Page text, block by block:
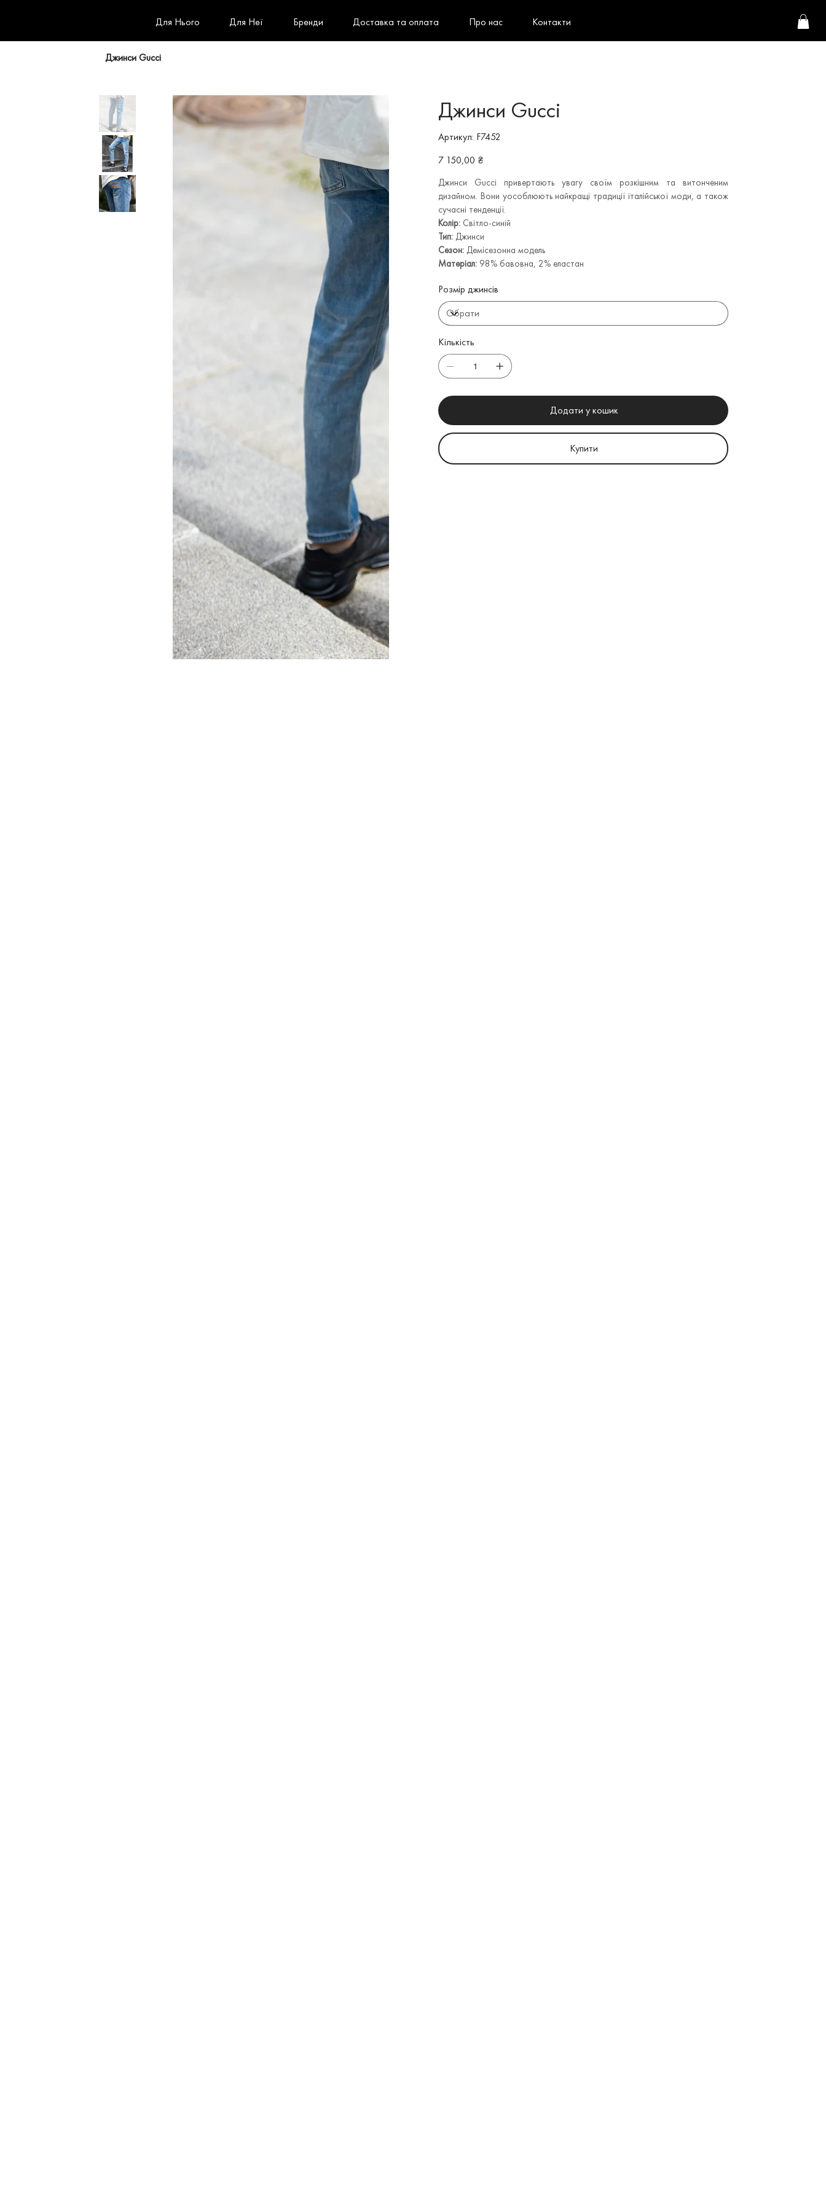
Для Нього Для Неї Бренди Доставка та оплата Про нас Контакти
Джинси Gucci
Джинси Gucci
Артикул: Артикул
F7452
F7452
Ціна
7 150,00 ₴
Джинси Gucci привертають увагу своїм розкішним та витонченим
дизайном. Вони уособлюють найкращі традиції італійської моди, а також
сучасні тенденції.
Колір: Світло-синій
Тип: Джинси
Сезон: Демісезонна модель
Матеріал: 98% бавовна, 2% еластан
Розмір джинсів
Кількість
Додати у кошик
Купити